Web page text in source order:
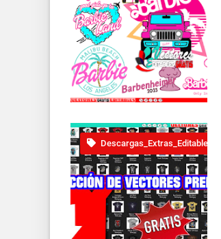
Descargas_Extras_Editable